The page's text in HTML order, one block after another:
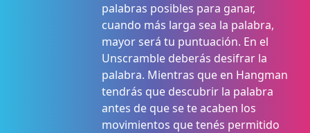
palabras posibles para ganar,
cuando más larga sea la palabra,
mayor será tu puntuación. En el
Unscramble deberás desifrar la
palabra. Mientras que en Hangman
tendrás que descubrir la palabra
antes de que se te acaben los
movimientos que tenés permitido